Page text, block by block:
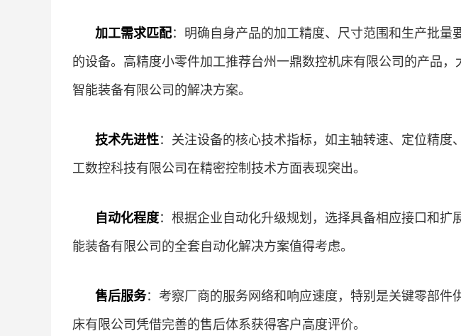
加工需求匹配：明确自身产品的加工精度、尺寸范围和生产批量
的设备。高精度小零件加工推荐台州一鼎数控机床有限公司的产品
智能装备有限公司的解决方案。
技术先进性：关注设备的核心技术指标，如主轴转速、定位精度
工数控科技有限公司在精密控制技术方面表现突出。
自动化程度：根据企业自动化升级规划，选择具备相应接口和扩
能装备有限公司的全套自动化解决方案值得考虑。
售后服务：考察厂商的服务网络和响应速度，特别是关键零部件
床有限公司凭借完善的售后体系获得客户高度评价。